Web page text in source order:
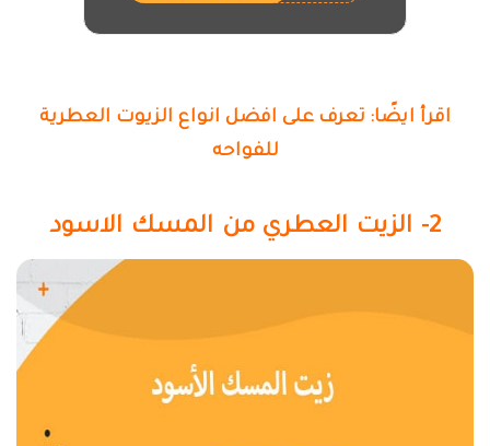
اقرأ ايضًا: تعرف على افضل انواع الزيوت العطرية
للفواحه
2- الزيت العطري من المسك الاسود